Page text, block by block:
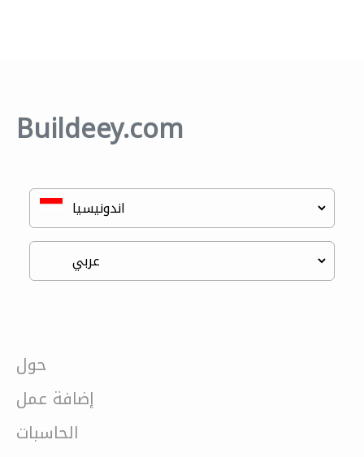
Buildeey.com
حول
إضافة عمل
الحاسبات